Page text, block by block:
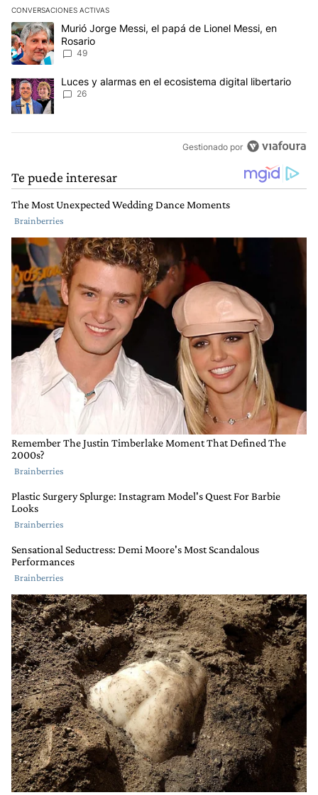
CONVERSACIONES ACTIVAS
Este listado muestra los artículos con más comentarios en los
Un artículo de tendencia con el título "Murió Jorge Messi, el
Murió Jorge Messi, el papá de Lionel Messi, en
Rosario
49
Un artículo de tendencia con el título "Luces y alarmas en el
Luces y alarmas en el ecosistema digital libertario
26
Gestionado por